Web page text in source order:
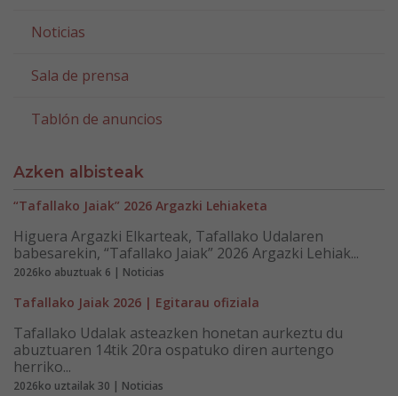
Noticias
Sala de prensa
Tablón de anuncios
Azken albisteak
“Tafallako Jaiak” 2026 Argazki Lehiaketa
Higuera Argazki Elkarteak, Tafallako Udalaren
babesarekin, “Tafallako Jaiak” 2026 Argazki Lehiak...
2026ko abuztuak 6 | Noticias
Tafallako Jaiak 2026 | Egitarau ofiziala
Tafallako Udalak asteazken honetan aurkeztu du
abuztuaren 14tik 20ra ospatuko diren aurtengo
herriko...
2026ko uztailak 30 | Noticias